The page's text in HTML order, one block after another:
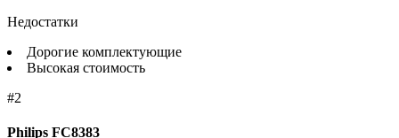
Недостатки
Дорогие комплектующие
Высокая стоимость
#2
Philips FC8383